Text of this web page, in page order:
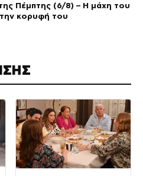
Πέμπτης (6/8) – Η μάχη του
κορυφή του